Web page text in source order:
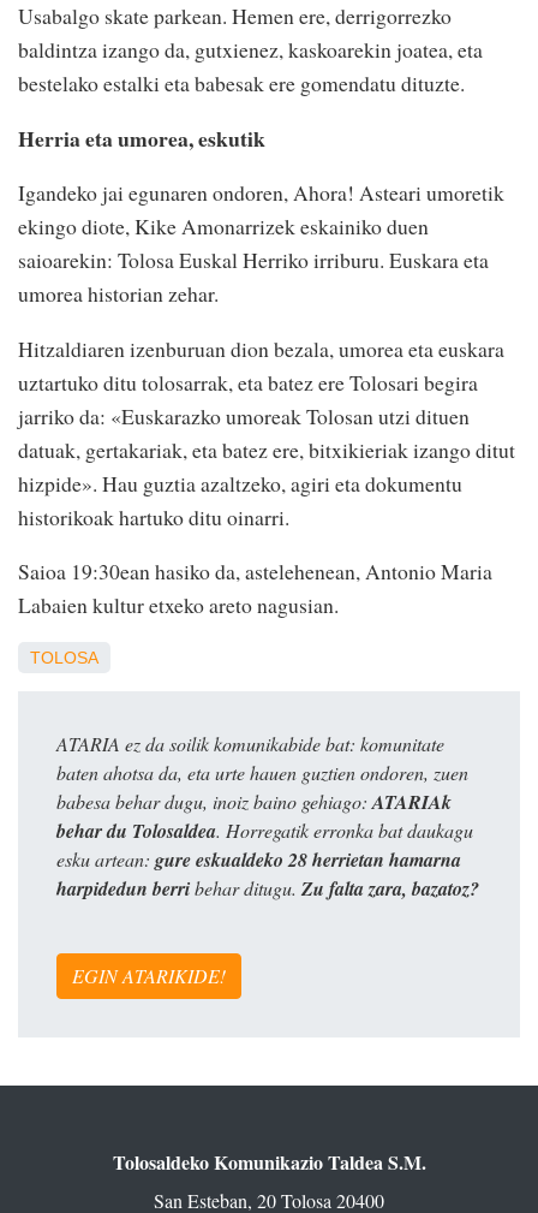
Usabalgo skate parkean. Hemen ere, derrigorrezko
baldintza izango da, gutxienez, kaskoarekin joatea, eta
bestelako estalki eta babesak ere gomendatu dituzte.
Herria eta umorea, eskutik
Igandeko jai egunaren ondoren, Ahora! Asteari umoretik
ekingo diote, Kike Amonarrizek eskainiko duen
saioarekin: Tolosa Euskal Herriko irriburu. Euskara eta
umorea historian zehar.
Hitzaldiaren izenburuan dion bezala, umorea eta euskara
uztartuko ditu tolosarrak, eta batez ere Tolosari begira
jarriko da: «Euskarazko umoreak Tolosan utzi dituen
datuak, gertakariak, eta batez ere, bitxikieriak izango ditut
hizpide». Hau guztia azaltzeko, agiri eta dokumentu
historikoak hartuko ditu oinarri.
Saioa 19:30ean hasiko da, astelehenean, Antonio Maria
Labaien kultur etxeko areto nagusian.
TOLOSA
ATARIA ez da soilik komunikabide bat: komunitate
baten ahotsa da, eta urte hauen guztien ondoren, zuen
babesa behar dugu, inoiz baino gehiago: ATARIAk
behar du Tolosaldea. Horregatik erronka bat daukagu
esku artean: gure eskualdeko 28 herrietan hamarna
harpidedun berribehar ditugu. Zu falta zara, bazatoz?
EGIN ATARIKIDE!
Tolosaldeko Komunikazio Taldea S.M.
San Esteban, 20 Tolosa 20400